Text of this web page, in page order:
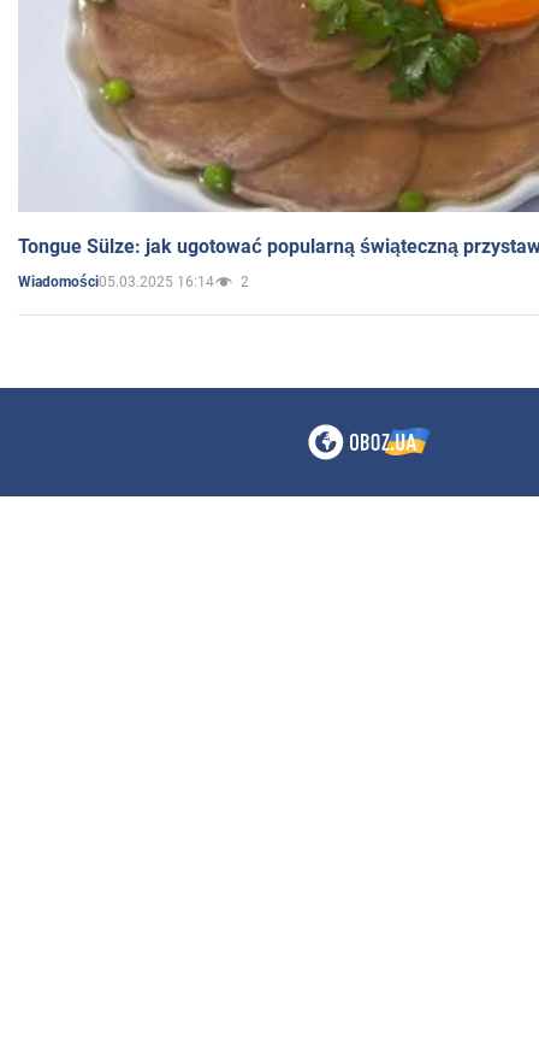
Tongue Sülze: jak ugotować popularną świąteczną
Wiadomości05.03.2025 16:14 2